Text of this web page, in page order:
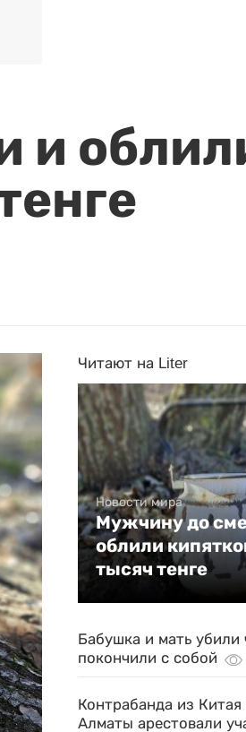
и
Читают на Liter
Новости мира
Мужчину до
облили
тысяч тенге
Бабушка и мать убили
покончили с собой
Контрабанда из
Алматы арестовали